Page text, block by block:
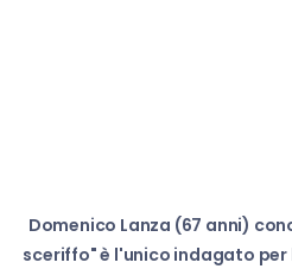
Domenico Lanza (67 anni)
sceriffo" è l'unico indagato per